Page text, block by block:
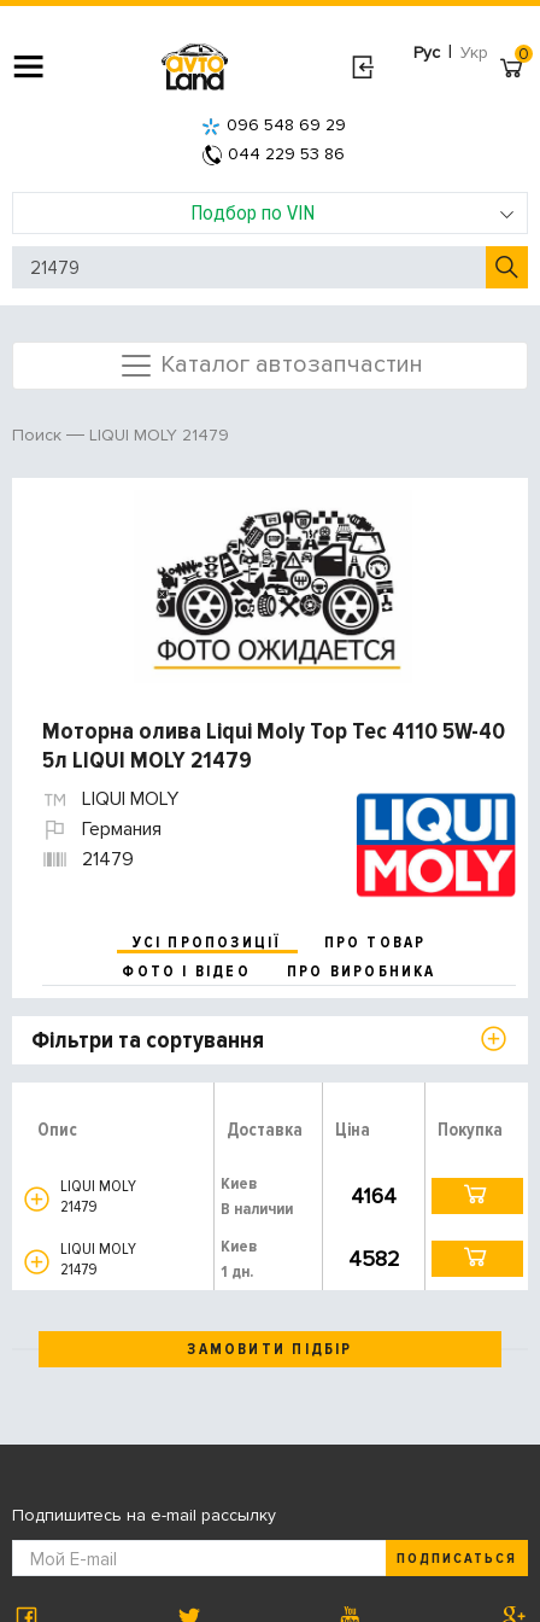
Рус | Укр
Подбор по VIN
096 548 69 29
044 229 53 86
0
Каталог автозапчастин
Поиск LIQUI MOLY 21479
Моторна олива Liqui Moly Top Tec 4110 5W-40
5л LIQUI MOLY 21479
LIQUI MOLY
Германия
21479
УСІ ПРОПОЗИЦІЇ
ПРО ТОВАР
ФОТО І ВІДЕО
ПРО ВИРОБНИКА
Фільтри та сортування
Опис Доставка Ціна Покупка
LIQUI MOLY
21479
Киев
В наличии
4164
LIQUI MOLY
21479
Киев
1 дн.
4582
ЗАМОВИТИ ПІДБІР
Подпишитесь на e-mail рассылку
ПОДПИСАТЬСЯ